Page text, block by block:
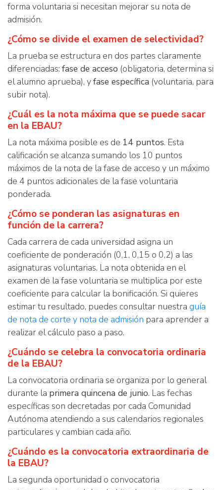
forma voluntaria si necesitan mejorar su nota de
admisión.
¿Cómo se divide el examen de selectividad?
La prueba se estructura en dos partes claramente
diferenciadas: fase de acceso (obligatoria, determina si
el alumno aprueba), yfase específica (voluntaria, para
subir nota).
¿Cuál es la nota máxima que se puede sacar
en la EBAU?
La nota máxima posible es de 14 puntos. Esta
calificación se alcanza sumando los 10 puntos
máximos de la nota de la fase de acceso y un máximo
de 4 puntos adicionales de la fase voluntaria
ponderada.
¿Cómo se ponderan las asignaturas en
función de la carrera?
Cada carrera de cada universidad asigna un
coeficiente de ponderación (0,1, 0,15 o 0,2) a las
asignaturas voluntarias. La nota obtenida en el
examen de la fase voluntaria se multiplica por este
coeficiente para calcular la bonificación. Si quieres
estimar tu resultado, puedes consultar nuestra guía
de nota de corte y nota de admisión para aprender a
realizar el cálculo paso a paso.
¿Cuándo se celebra la convocatoria ordinaria
de la EBAU?
La convocatoria ordinaria se organiza por lo general
durante la primera quincena de junio. Las fechas
específicas son decretadas por cada Comunidad
Autónoma atendiendo a sus calendarios regionales
particulares y cambian cada año.
¿Cuándo es la convocatoria extraordinaria de
la EBAU?
La segunda oportunidad o convocatoria